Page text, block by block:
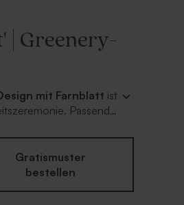
| Greenery-
mit Farnblatt ist
Passend
Gratismuster
bestellen